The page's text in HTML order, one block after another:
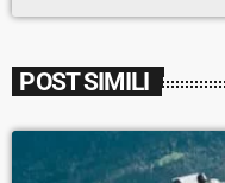
POST SIMILI